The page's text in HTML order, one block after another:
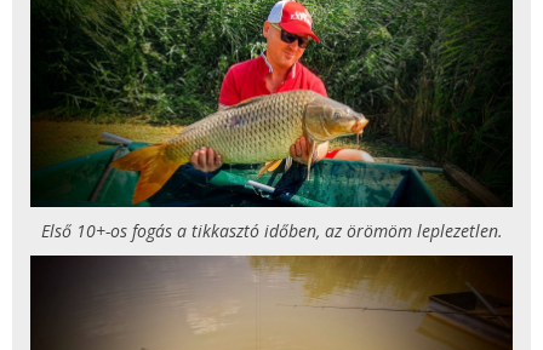
Első 10+-os fogás a tikkasztó időben, az örömöm leplezetlen.